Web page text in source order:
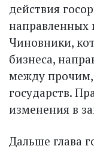
действия
направленных
Чиновники,
бизнеса,
между прочим,
государств.
изменения в
Дальше глава